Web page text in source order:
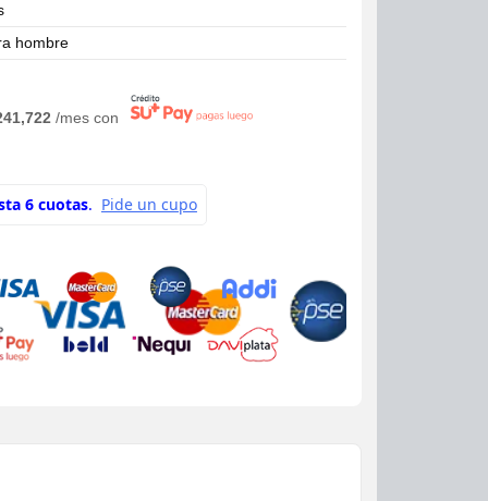
hombre
/mes con